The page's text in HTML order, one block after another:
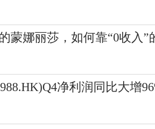
蒙娜丽莎，如何靠“0收入”
净利润同比大增